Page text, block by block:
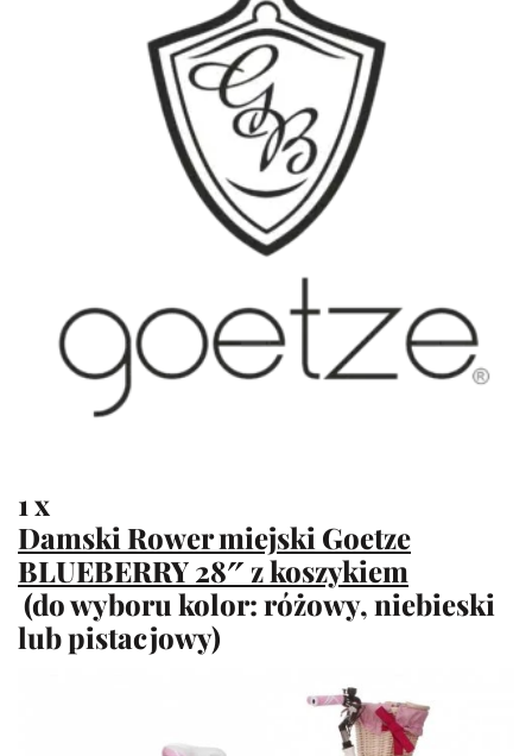
1 x
Damski Rower miejski Goetze
BLUEBERRY 28″ z koszykiem
(do wyboru kolor: różowy, niebieski
lub pistacjowy)